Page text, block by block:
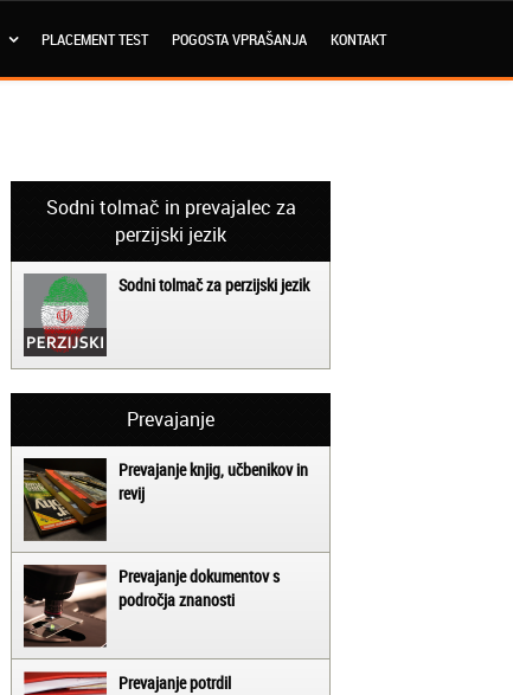
PLACEMENT TEST POGOSTA VPRAŠANJA KONTAKT
Sodni tolmač in prevajalec za
perzijski jezik
Sodni tolmač za perzijski jezik
Prevajanje
Prevajanje knjig, učbenikov in
revij
Prevajanje dokumentov s
področja znanosti
Prevajanje potrdil